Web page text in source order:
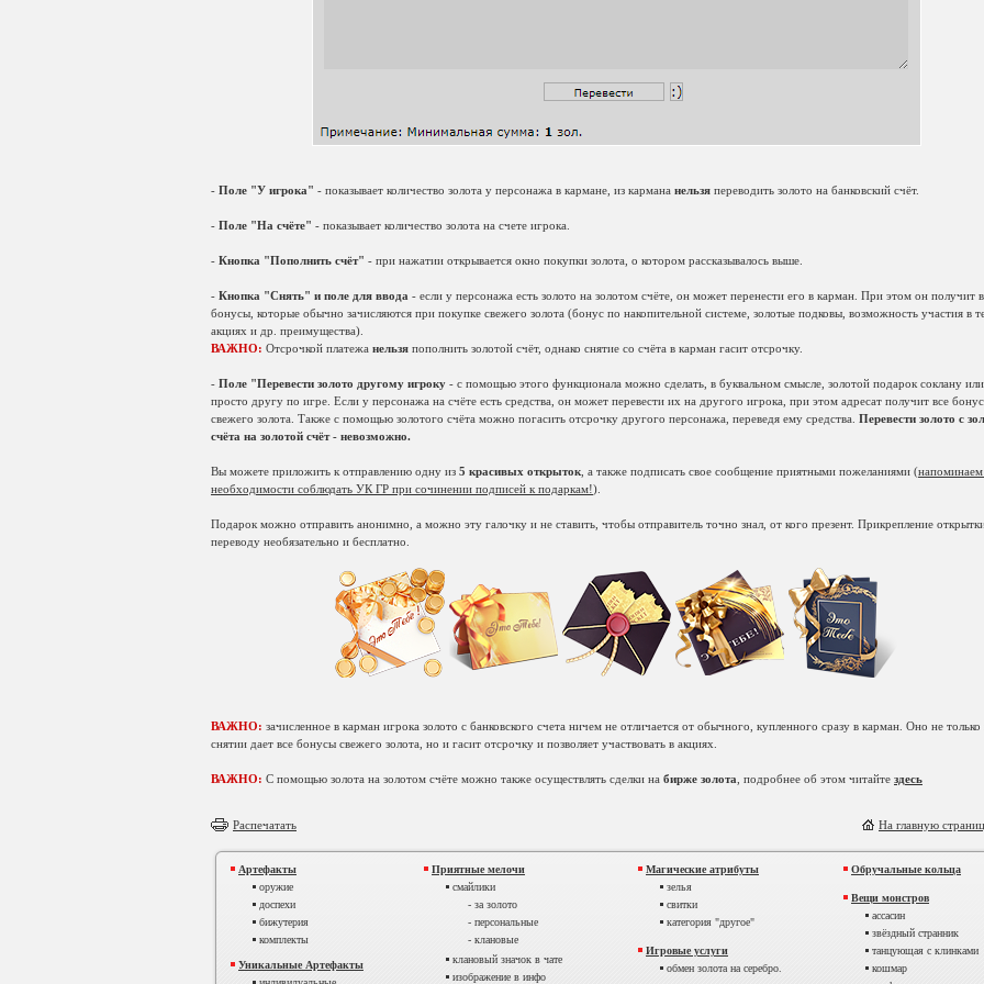
- Поле "У игрока" - показывает количество золота у персонажа в кармане, из кармана нельзя переводить золото на банковский счёт.
- Поле "На счёте" - показывает количество золота на счете игрока.
- Кнопка "Пополнить счёт" - при нажатии открывается окно покупки золота, о котором рассказывалось выше.
- Кнопка "Снять" и поле для ввода - если у персонажа есть золото на золотом счёте, он может перенести его в карман. При этом он получит
бонусы, которые обычно зачисляются при покупке свежего золота (бонус по накопительной системе, золотые подковы, возможность участия в
акциях и др. преимущества).
ВАЖНО: Отсрочкой платежа нельзя пополнить золотой счёт, однако снятие со счёта в карман гасит отсрочку.
- Поле "Перевести золото другому игроку - с помощью этого функционала можно сделать, в буквальном смысле, золотой подарок соклану или
просто другу по игре. Если у персонажа на счёте есть средства, он может перевести их на другого игрока, при этом адресат получит все
свежего золота. Также с помощью золотого счёта можно погасить отсрочку другого персонажа, переведя ему средства. Перевести золото с
счёта на золотой счёт - невозможно.
Вы можете приложить к отправлению одну из 5 красивых открыток , а также подписать свое сообщение приятными пожеланиями (напоминаем
необходимости соблюдать УК ГР при сочинении подписей к подаркам!).
Подарок можно отправить анонимно, а можно эту галочку и не ставить, чтобы отправитель точно знал, от кого презент. Прикрепление
переводу необязательно и бесплатно.
ВАЖНО: зачисленное в карман игрока золото с банковского счета ничем не отличается от обычного, купленного сразу в карман. Оно не
снятии дает все бонусы свежего золота, но и гасит отсрочку и позволяет участвовать в акциях.
ВАЖНО: С помощью золота на золотом счёте можно также осуществлять сделки на бирже золота , подробнее об этом читайте здесь
Распечатать На главную
Артефакты
оружие
доспехи
бижутерия
комплекты
Уникальные Артефакты
Приятные мелочи
смайлики
- за золото
- персональные
- клановые
клановый значок в чате
изображение в инфо
Магические атрибуты
зелья
свитки
категория "другое"
Игровые услуги
обмен золота на серебро.
Обручальные кольца
Вещи монстров
ассасин
звёздный странник
танцующая с клинками
кошмар